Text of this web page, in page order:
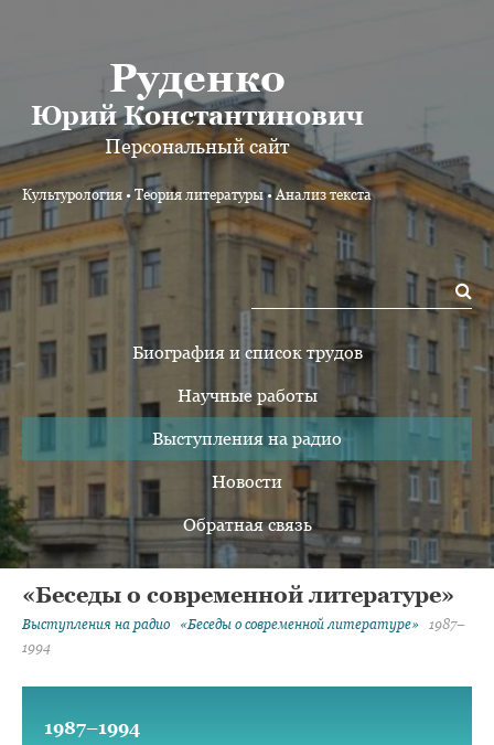
Руденко
Юрий Константинович
Персональный сайт
Культурология • Теория литературы • Анализ текста
Биография и список трудов
Научные работы
Выступления на радио
Новости
Обратная связь
«Беседы о современной литературе»
Выступления на радио «Беседы о современной литературе» 1987–
1994
1987–1994